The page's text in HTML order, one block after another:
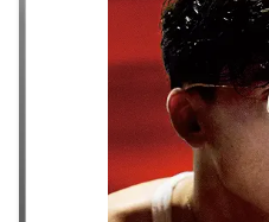
｜#マーティシュプリーム世界をつか
ラメ/グウィネス・パルトロー｜スポ
卓球で世界一の選手を夢見る。不倫相
底だが、見つけた夢より大事なものと